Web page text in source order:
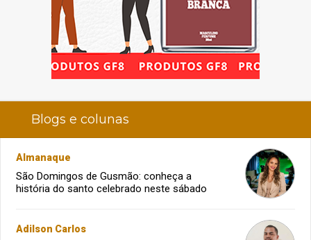
Blogs e colunas
Almanaque
São Domingos de Gusmão: conheça a
história do santo celebrado neste sábado
Adilson Carlos